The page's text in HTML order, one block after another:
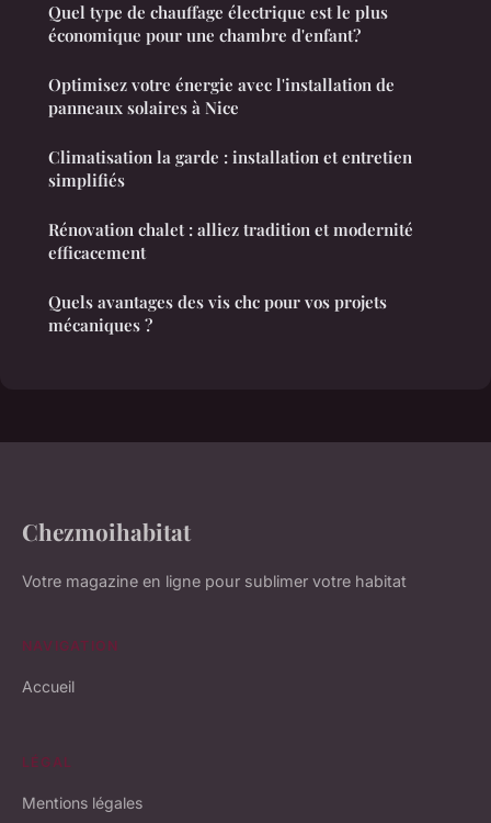
Quel type de chauffage électrique est le plus
économique pour une chambre d'enfant?
Optimisez votre énergie avec l'installation de
panneaux solaires à Nice
Climatisation la garde : installation et entretien
simplifiés
Rénovation chalet : alliez tradition et modernité
efficacement
Quels avantages des vis chc pour vos projets
mécaniques ?
Chezmoihabitat
Votre magazine en ligne pour sublimer votre habitat
NAVIGATION
Accueil
LÉGAL
Mentions légales